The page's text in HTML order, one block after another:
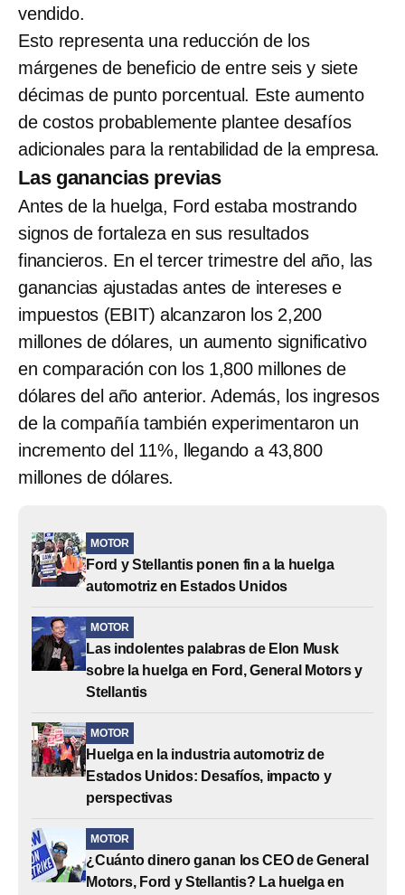
vendido.
Esto representa una reducción de los
márgenes de beneficio de entre seis y siete
décimas de punto porcentual. Este aumento
de costos probablemente plantee desafíos
adicionales para la rentabilidad de la empresa.
Las ganancias previas
Antes de la huelga, Ford estaba mostrando
signos de fortaleza en sus resultados
financieros. En el tercer trimestre del año, las
ganancias ajustadas antes de intereses e
impuestos (EBIT) alcanzaron los 2,200
millones de dólares, un aumento significativo
en comparación con los 1,800 millones de
dólares del año anterior. Además, los ingresos
de la compañía también experimentaron un
incremento del 11%, llegando a 43,800
millones de dólares.
MOTOR
Ford y Stellantis ponen fin a la huelga
automotriz en Estados Unidos
MOTOR
Las indolentes palabras de Elon Musk
sobre la huelga en Ford, General Motors y
Stellantis
MOTOR
Huelga en la industria automotriz de
Estados Unidos: Desafíos, impacto y
perspectivas
MOTOR
¿Cuánto dinero ganan los CEO de General
Motors, Ford y Stellantis? La huelga en